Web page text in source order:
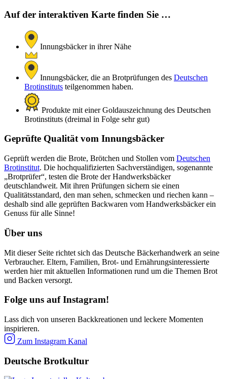
Auf der interaktiven Karte finden Sie …
Innungsbäcker in ihrer Nähe
Innungsbäcker, die an Brotprüfungen des Deutschen
Brotinstituts teilgenommen haben.
Produkte mit einer Goldauszeichnung des Deutschen
Brotinstituts (dreimal in Folge sehr gut)
Geprüfte Qualität vom Innungsbäcker
Geprüft werden die Brote, Brötchen und Stollen vom Deutschen
Brotinstitut. Die hochqualifizierten Sachverständigen, sogenannte
„Brotprüfer“, testen die Brote der Handwerksbäcker
deutschlandweit. Mit ihren Prüfungen sichern sie einen
Qualitätsstandard, den man sehen, schmecken und riechen kann –
deshalb sind alle geprüften Backwaren vom Handwerksbäcker ein
Genuss für alle Sinne!
Über uns
Mit dieser Seite richtet sich das Deutsche Bäckerhandwerk an seine
Verbraucher. Eltern, Familien, Brot- und Ernährungsinteressierte
werden hier mit aktuellen Informationen rund um die Themen Brot
und Backen versorgt.
Folge uns auf Instagram!
Lass dich von unseren Backkreationen und leckere Momenten
inspirieren.
Zum Instagram Kanal
Deutsche Brotkultur